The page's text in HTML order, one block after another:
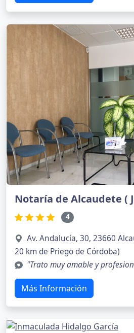
Notaría de Alcaudete (
4
Av. Andalucía, 30, 23660
20 km de Priego de Córdoba)
"Trato muy amable y
Más Información